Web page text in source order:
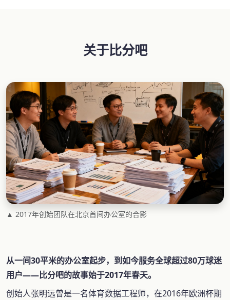
关于比分吧
▲ 2017年创始团队在北京首间办公室的合影
从一间30平米的办公室起步，到如今服务全球超过80万球迷
用户——比分吧的故事始于2017年春天。
创始人张明远曾是一名体育数据工程师，在2016年欧洲杯期